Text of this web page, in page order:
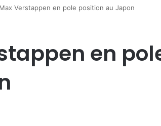
Max Verstappen en pole position au Japon
en